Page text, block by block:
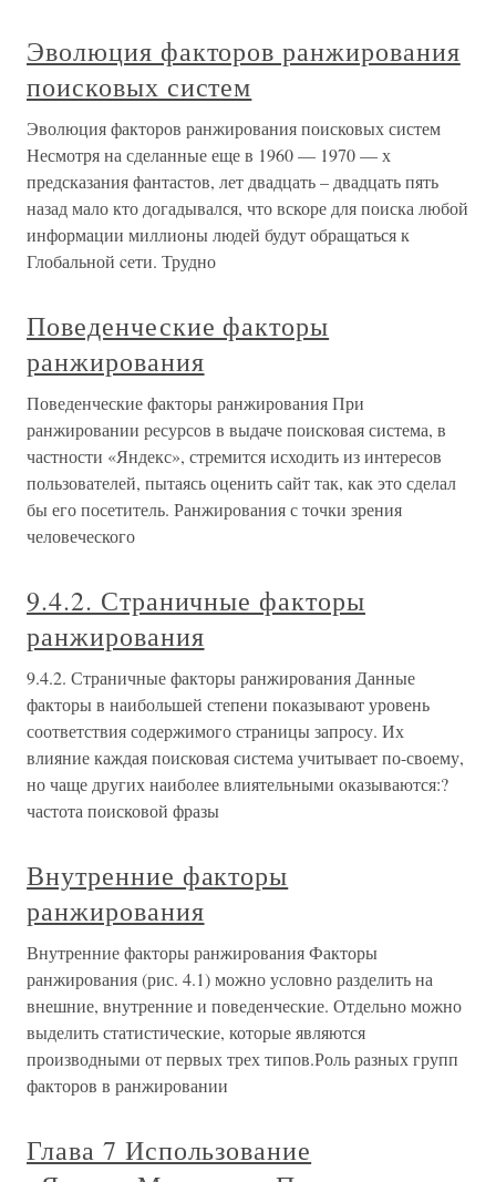
Эволюция факторов ранжирования
поисковых систем
Эволюция факторов ранжирования поисковых систем
Несмотря на сделанные еще в 1960 — 1970 — х
предсказания фантастов, лет двадцать – двадцать пять
назад мало кто догадывался, что вскоре для поиска любой
информации миллионы людей будут обращаться к
Глобальной cети. Трудно
Поведенческие факторы
ранжирования
Поведенческие факторы ранжирования При
ранжировании ресурсов в выдаче поисковая система, в
частности «Яндекс», стремится исходить из интересов
пользователей, пытаясь оценить сайт так, как это сделал
бы его посетитель. Ранжирования с точки зрения
человеческого
9.4.2. Страничные факторы
ранжирования
9.4.2. Страничные факторы ранжирования Данные
факторы в наибольшей степени показывают уровень
соответствия содержимого страницы запросу. Их
влияние каждая поисковая система учитывает по-своему,
но чаще других наиболее влиятельными оказываются:?
частота поисковой фразы
Внутренние факторы
ранжирования
Внутренние факторы ранжирования Факторы
ранжирования (рис. 4.1) можно условно разделить на
внешние, внутренние и поведенческие. Отдельно можно
выделить статистические, которые являются
производными от первых трех типов.Роль разных групп
факторов в ранжировании
Глава 7 Использование